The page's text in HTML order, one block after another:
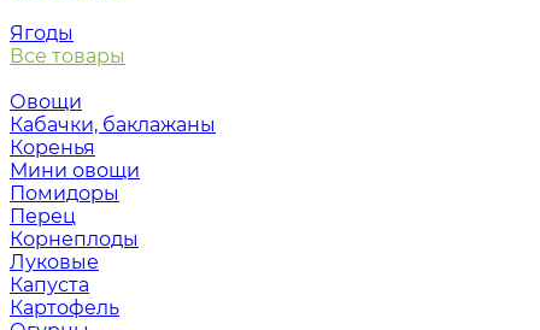
Ягоды
Все товары
Овощи
Кабачки, баклажаны
Коренья
Мини овощи
Помидоры
Перец
Корнеплоды
Луковые
Капуста
Картофель